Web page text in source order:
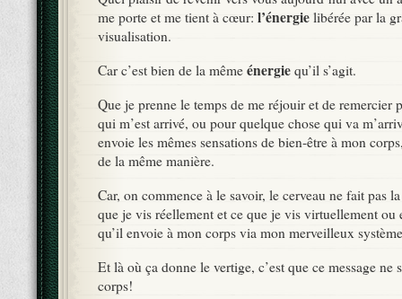
me porte et me tient à cœur: l’énergie libérée par la
visualisation.
Car c’est bien de la même énergie qu’il s’agit.
Que je prenne le temps de me réjouir et de remercier
qui m’est arrivé, ou pour quelque chose qui va
envoie les mêmes sensations de bien-être à mon
de la même manière.
Car, on commence à le savoir, le cerveau ne fait pas
que je vis réellement et ce que je vis virtuellement ou
qu’il envoie à mon corps via mon merveilleux
Et là où ça donne le vertige, c’est que ce message ne
corps!